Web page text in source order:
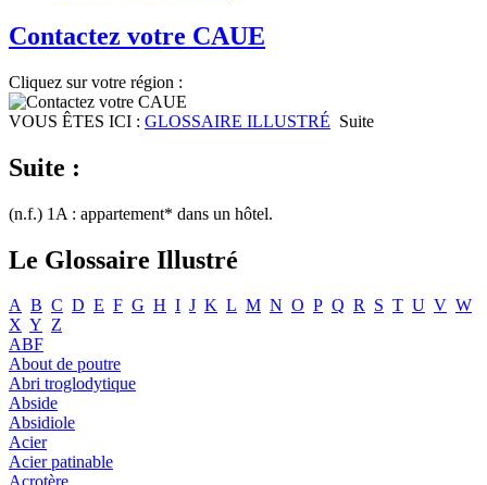
Contactez votre CAUE
Cliquez sur votre région :
VOUS ÊTES ICI : GLOSSAIRE ILLUSTRÉ Suite
Suite :
(n.f.) 1A : appartement* dans un hôtel.
Le Glossaire Illustré
A B C D E F G H I J K L M N O P Q R S T U V W
X Y Z
ABF
About de poutre
Abri troglodytique
Abside
Absidiole
Acier
Acier patinable